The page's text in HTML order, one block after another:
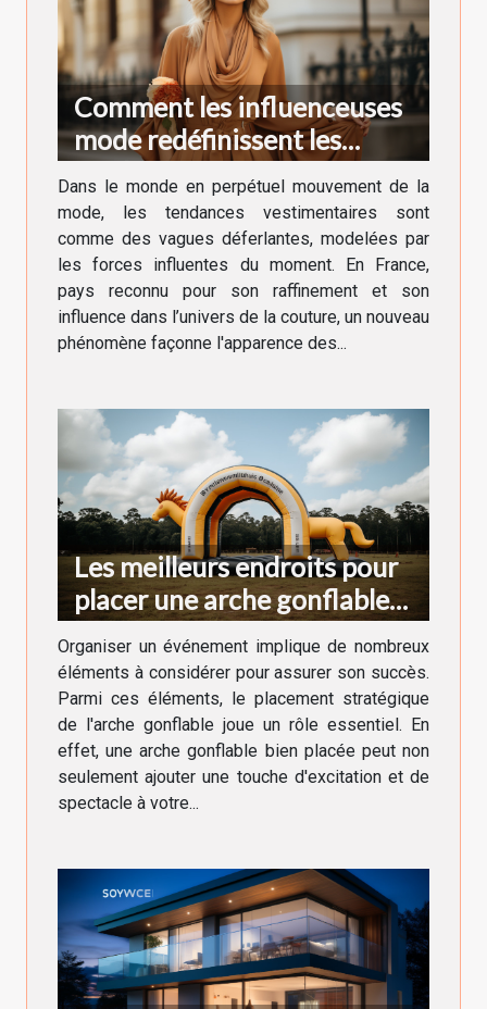
Comment les influenceuses
mode redéfinissent les
tendances vestimentaires en
France
Dans le monde en perpétuel mouvement de la
mode, les tendances vestimentaires sont
comme des vagues déferlantes, modelées par
les forces influentes du moment. En France,
pays reconnu pour son raffinement et son
influence dans l’univers de la couture, un nouveau
phénomène façonne l'apparence des...
Les meilleurs endroits pour
placer une arche gonflable
lors d'un événement
Organiser un événement implique de nombreux
éléments à considérer pour assurer son succès.
Parmi ces éléments, le placement stratégique
de l'arche gonflable joue un rôle essentiel. En
effet, une arche gonflable bien placée peut non
seulement ajouter une touche d'excitation et de
spectacle à votre...